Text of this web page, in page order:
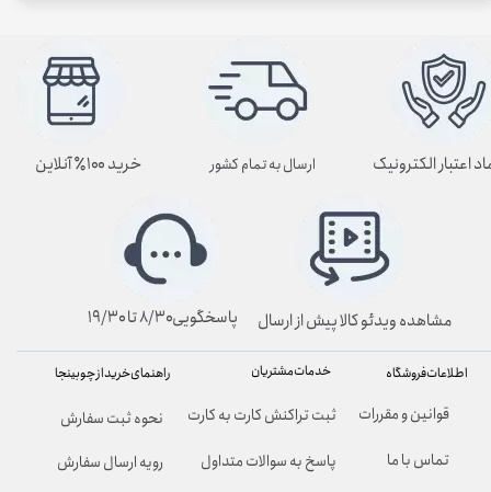
راهنمای خرید از چوبینجا
نحوه ثبت سفارش
رویه ارسال سفارش
خدمات مشتریان
ثبت تراکنش کارت به کارت
پاسخ به سوالات متداول
اطلاعات فروشگاه
قوانین و مقررات
تماس با ما
ارسال به تمام کشور
پاسخگویی۸/۳۰ تا ۱۹/۳۰
اعتبار الکترونیک خرید ۱۰۰٪ آنلاین
مشاهده ویدئو کالا پیش از ارسال